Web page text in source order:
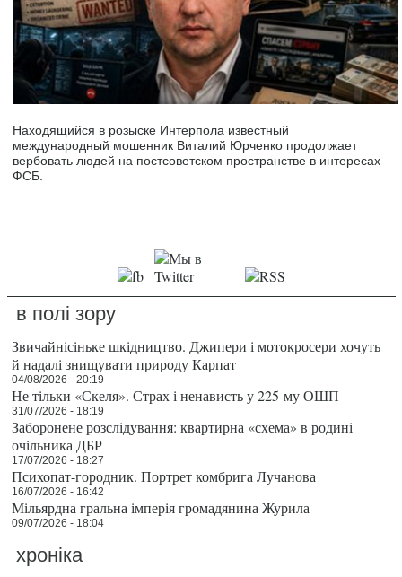
Находящийся в розыске Интерпола известный
международный мошенник Виталий Юрченко продолжает
вербовать людей на постсоветском пространстве в интересах
ФСБ.
в полі зору
Звичайнісіньке шкідництво. Джипери і мотокросери хочуть
й надалі знищувати природу Карпат
04/08/2026 - 20:19
Не тільки «Скеля». Страх і ненависть у 225-му ОШП
31/07/2026 - 18:19
Заборонене розслідування: квартирна «схема» в родині
очільника ДБР
17/07/2026 - 18:27
Психопат-городник. Портрет комбрига Лучанова
16/07/2026 - 16:42
Мільярдна гральна імперія громадянина Журила
09/07/2026 - 18:04
хроніка